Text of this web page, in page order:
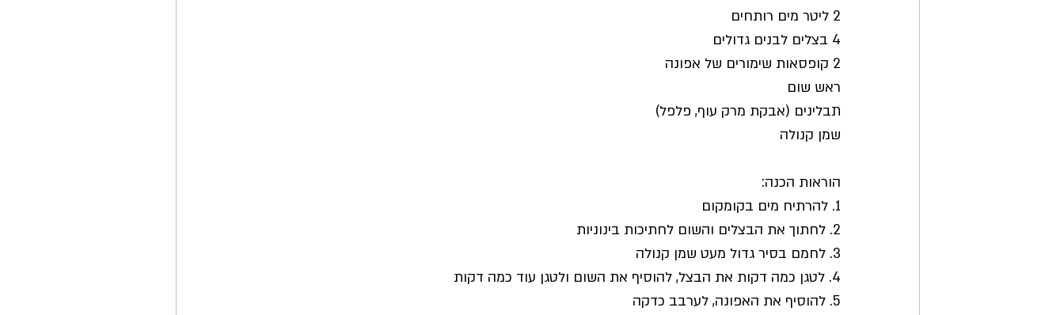
2 ליטר מים רותחים
4 בצלים לבנים גדולים
2 קופסאות שימורים של אפונה
ראש שום
תבלינים (אבקת מרק עוף, פלפל)
שמן קנולה
הוראות הכנה:
1. להרתיח מים בקומקום
2. לחתוך את הבצלים והשום לחתיכות בינוניות
3. לחמם בסיר גדול מעט שמן קנולה
4. לטגן כמה דקות את הבצל, להוסיף את השום ולטגן עוד כמה דקות
5. להוסיף את האפונה, לערבב כדקה